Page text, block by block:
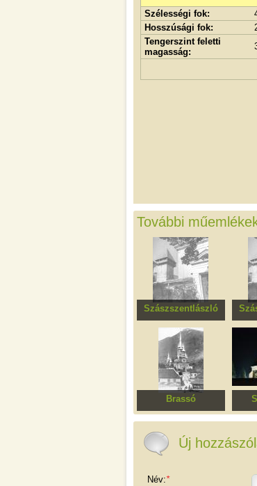
Szélességi fok:
Hosszúsági fok:
Tengerszint feletti
magasság:
További
Szászszentlászló
Evangélikus
templomegyüttes
Brassó
Szent Miklós ortodox
Új
Név:*